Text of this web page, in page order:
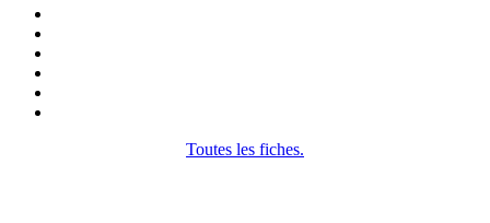
Toutes les fiches.